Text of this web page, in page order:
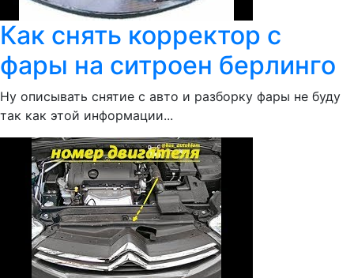
Как снять корректор с
фары на ситроен берлинго
Ну описывать снятие с авто и разборку фары не буду
так как этой информации...